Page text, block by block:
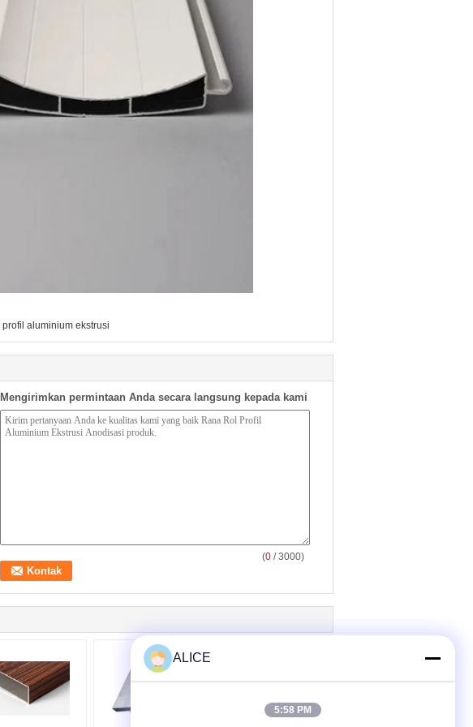
profil aluminium ekstrusi
Mengirimkan permintaan Anda secara langsung kepada kami
(0 / 3000)
ALICE
5:58 PM